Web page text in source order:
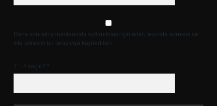
Daha sonraki yorumlarımda kullanılması için adım, e-posta adresim ve
site adresim bu tarayıcıya kaydedilsin.
7 + 8 kaçtır? *